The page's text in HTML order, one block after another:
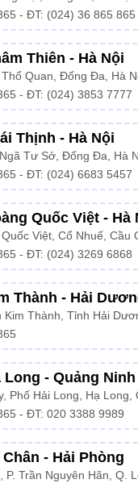
- ĐT: (024) 36 865 865
Thiên - Hà Nội
Quan, Đống Đa, Hà
- ĐT: (024) 3853 7777
Thịnh - Hà Nội
Tư Sở, Đống Đa, Hà
- ĐT: (024) 6683 5457
Quốc Việt - Hà
Việt, Cổ Nhuế, Cầu
- ĐT: (024) 3269 6868
Thành - Hải
Kim Thành, Tỉnh Hải
- Quảng Ninh
Phố Hải Long, Hạ Long,
- ĐT: 020 3388 9989
- Hải Phòng
Trần Nguyên Hãn, Q.